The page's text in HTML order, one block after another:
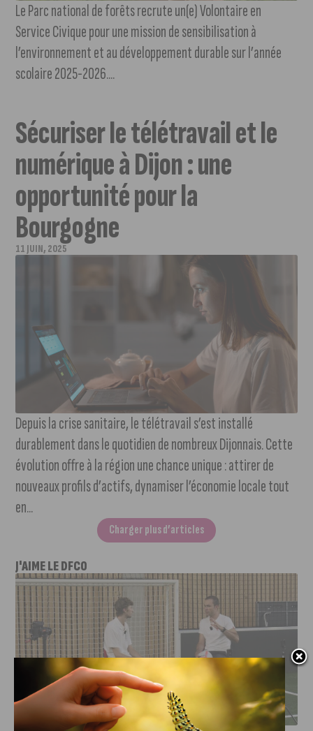
Le Parc national de forêts recrute un(e) Volontaire en
Service Civique pour une mission de sensibilisation à
l’environnement et au développement durable sur l’année
scolaire 2025-2026....
Sécuriser le télétravail et le
numérique à Dijon : une
opportunité pour la
Bourgogne
11 JUIN, 2025
Depuis la crise sanitaire, le télétravail s’est installé
durablement dans le quotidien de nombreux Dijonnais. Cette
évolution offre à la région une chance unique : attirer de
nouveaux profils d’actifs, dynamiser l’économie locale tout
en...
Charger plus d’articles
J'AIME LE DFCO
DFCO : RENCONTRE AVEC PIERRE-HENRI DEBALLON,
L’ARTISAN DE LA MONTÉE EN LIGUE 2